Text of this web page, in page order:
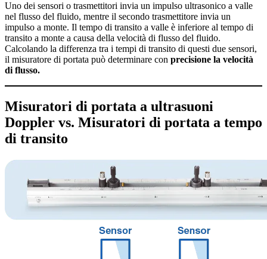
Uno dei sensori o trasmettitori invia un impulso ultrasonico a valle
nel flusso del fluido, mentre il secondo trasmettitore invia un
impulso a monte. Il tempo di transito a valle è inferiore al tempo di
transito a monte a causa della velocità di flusso del fluido.
Calcolando la differenza tra i tempi di transito di questi due sensori,
il misuratore di portata può determinare con precisione la velocità
di flusso.
Misuratori di portata a ultrasuoni
Doppler vs. Misuratori di portata a tempo
di transito